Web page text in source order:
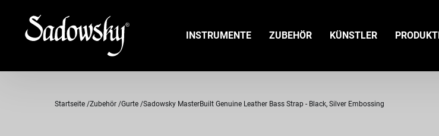
INSTRUMENTE ZUBEHÖR KÜNSTLER
Startseite Zubehör Gurte Sadowsky MasterBuilt Genuine Leather Bass Strap - Black, Silver Embossing